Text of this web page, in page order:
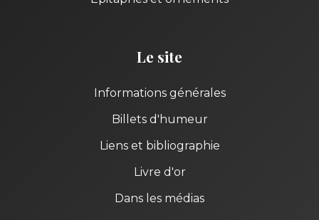
Le site
Informations générales
Billets d'humeur
Liens et bibliographie
Livre d'or
Dans les médias